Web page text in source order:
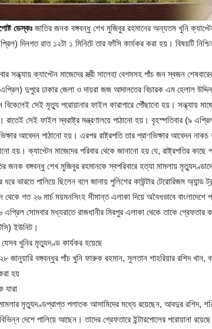
ডেস্কঃ জাতির জনক বঙ্গবন্ধু শেখ মুজিবুর রহমানের অন্যতম খুনি
দিনগত রাত ১২টা ১ মিনিটে তার ফাঁসি কার্যকর করা হয়। বিষয়টি
সন্ধ্যায় ক্যাপ্টেন মাজেদের স্ত্রী সালেহা বেগমসহ পাঁচ জন স্বজন
দুপুরে ঢাকার জেলা ও দায়রা জজ আদালতের বিচারক এম হেলাল উদ্দিন
সেই মৃত্যু পরোয়ানার ফাইল কারাগারে পৌঁছানো হয়। সন্ধ্যায় মাজেদ
সেই ফাইল স্বরাষ্ট্র মন্ত্রণালয়ে পাঠানো হয়। বৃহস্পতিবার (৯ এপ্রিল)
আবেদন পাঠানো হয়। এরপর রাষ্ট্রপতি তার প্রাণভিক্ষার আবেদন
হয়। ক্যাপ্টেন মাজেদের পরিবার থেকে জানানো হয় যে, রাষ্ট্রপতির
জনক বঙ্গবন্ধু শেখ মুজিবুর রহমানকে স্বপরিবারে হত্যা মামলায়
ভারতে পালিয়ে ছিলেন বলে জানায় পুলিশের কাউন্টার টেরোরিজম অ্যান্ড
গত ২৬ মার্চ ময়মনসিংহ সীমান্ত এলাকা দিয়ে অবৈধভাবে বাংলাদেশে
সোমবার মধ্যরাতে রাজধানীর মিরপুর এলাকা থেকে তাকে গ্রেফতার
ইউনিট।
খুনির মৃত্যুদণ্ড কার্যকর হয়েছে
জানুয়ারি বঙ্গবন্ধুর পাঁচ খুনি ফারুক রহমান, সুলতান শাহরিয়ার রশিদ
হয়
যারা
মৃত্যুদণ্ডপ্রাপ্ত পলাতক আসামিদের মধ্যে রয়েছেন, আবদুর রশিদ,
বিভিন্ন দেশে পালিয়ে আছেন। তাদের গ্রেফতারে ইন্টারপোলের